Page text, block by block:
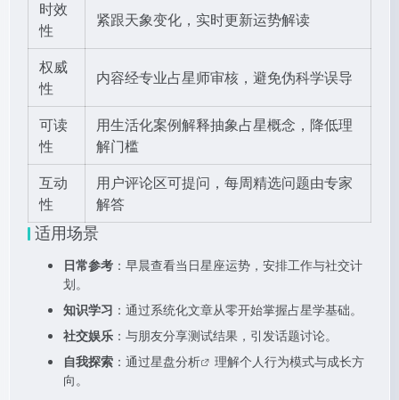
时效
性
紧跟天象变化，实时更新运势解读
权威
性
内容经专业占星师审核，避免伪科学误导
可读
性
用生活化案例解释抽象占星概念，降低理
解门槛
互动
性
用户评论区可提问，每周精选问题由专家
解答
适用场景
日常参考 ：早晨查看当日星座运势，安排工作与社交计
划。
知识学习 ：通过系统化文章从零开始掌握占星学基础。
社交娱乐 ：与朋友分享测试结果，引发话题讨论。
自我探索 ：通过星盘分析
理解个人行为模式与成长方
向。